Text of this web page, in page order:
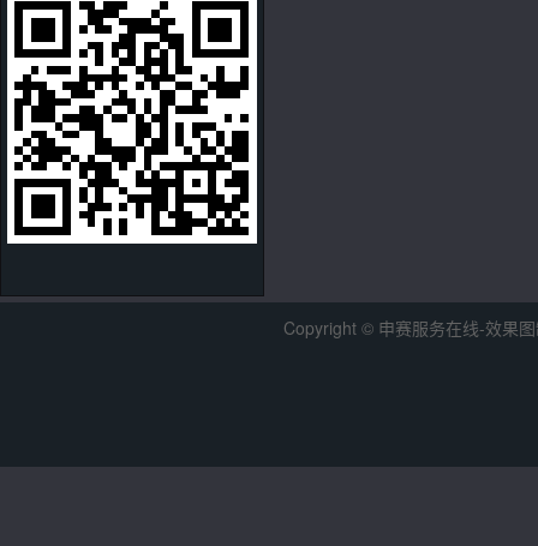
Copyright © 申赛服务在线-效果